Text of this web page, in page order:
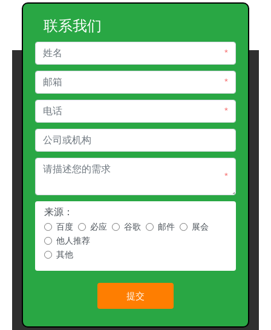
联系我们
*
*
*
*
来源：
百度 必应 谷歌 邮件
展会
他人推荐
其他
提交